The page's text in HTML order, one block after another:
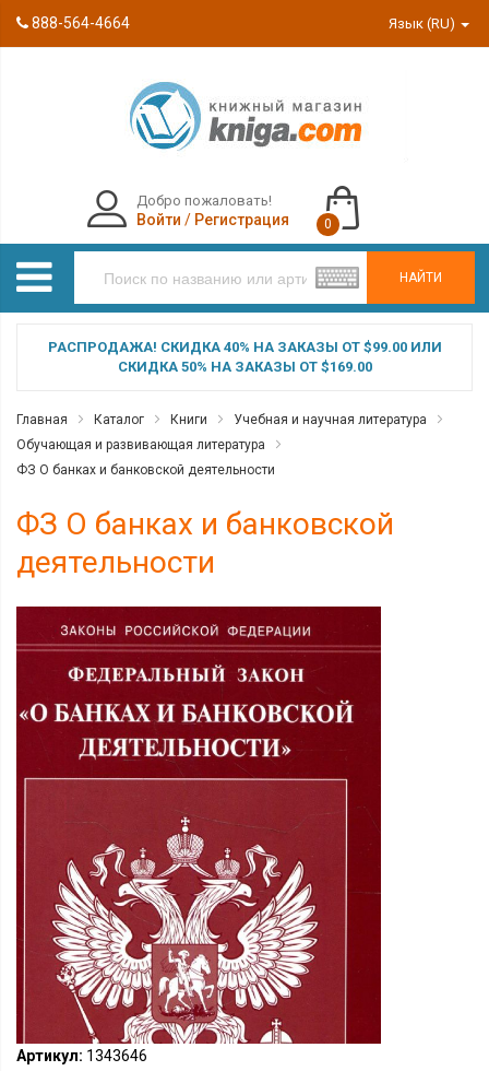
888-564-4664 Язык (RU)
НАЙТИ
Добро пожаловать!
Войти / Регистрация 0
РАСПРОДАЖА! СКИДКА 40% НА ЗАКАЗЫ ОТ $99.00 ИЛИ
СКИДКА 50% НА ЗАКАЗЫ ОТ $169.00
Главная Каталог Книги
Учебная и научная литература
Обучающая и развивающая литература
ФЗ О банках и банковской деятельности
ФЗ О банках и банковской
деятельности
Артикул: 1343646